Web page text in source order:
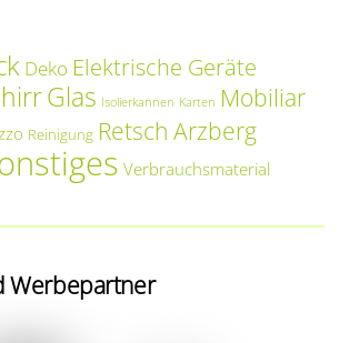
Deko Elektrische Geräte
Glas Isolierkannen Karten Mobiliar
Reinigung Retsch Arzberg
Verbrauchsmaterial
Werbepartner